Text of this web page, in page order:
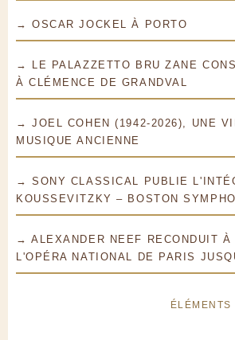
→ OSCAR JOCKEL À PORTO
→ LE PALAZZETTO BRU ZANE
À CLÉMENCE DE GRANDVAL
→ JOEL COHEN (1942-2026), UNE
MUSIQUE ANCIENNE
→ SONY CLASSICAL PUBLIE
KOUSSEVITZKY – BOSTON
→ ALEXANDER NEEF RECONDUIT À
L'OPÉRA NATIONAL DE PARIS